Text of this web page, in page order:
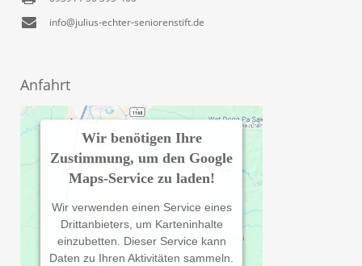
info@julius-echter-seniorenstift.de
Anfahrt
Wir benötigen Ihre
Zustimmung, um den Google
Maps-Service zu laden!
Wir verwenden einen Service eines
Drittanbieters, um Karteninhalte
einzubetten. Dieser Service kann
Daten zu Ihren Aktivitäten sammeln.